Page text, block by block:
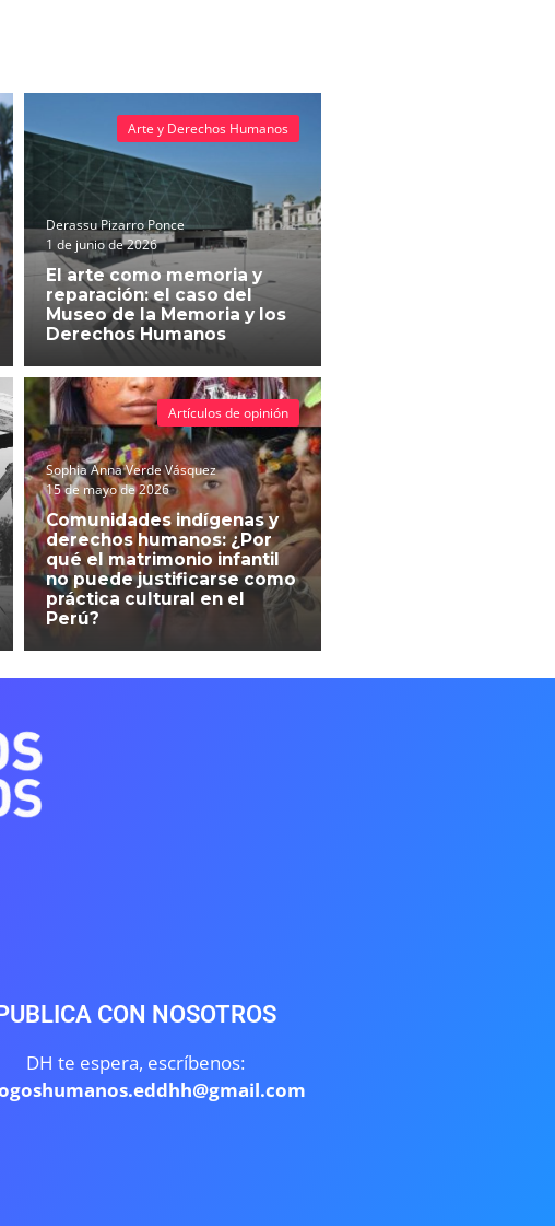
Derassu Pizarro Ponce
1 de junio de 2026
El arte como memoria y
reparación: el caso del
Museo de la Memoria y los
Derechos Humanos
Arte y Derechos Humanos
Sophia Anna Verde Vásquez
15 de mayo de 2026
Comunidades indígenas y
derechos humanos: ¿Por
qué el matrimonio infantil
no puede justificarse como
práctica cultural en el
Perú?
Artículos de opinión
CON NOSOTROS
DH te espera, escríbenos: